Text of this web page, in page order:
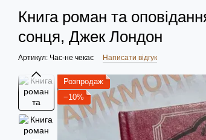
Книга роман та
сонця, Джек Лондон
Артикул: Час-не чекає Написати відгук
Розпродаж
−10%